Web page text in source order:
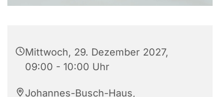
Mittwoch, 29. Dezember 2027,
09:00 - 10:00 Uhr
Johannes-Busch-Haus,